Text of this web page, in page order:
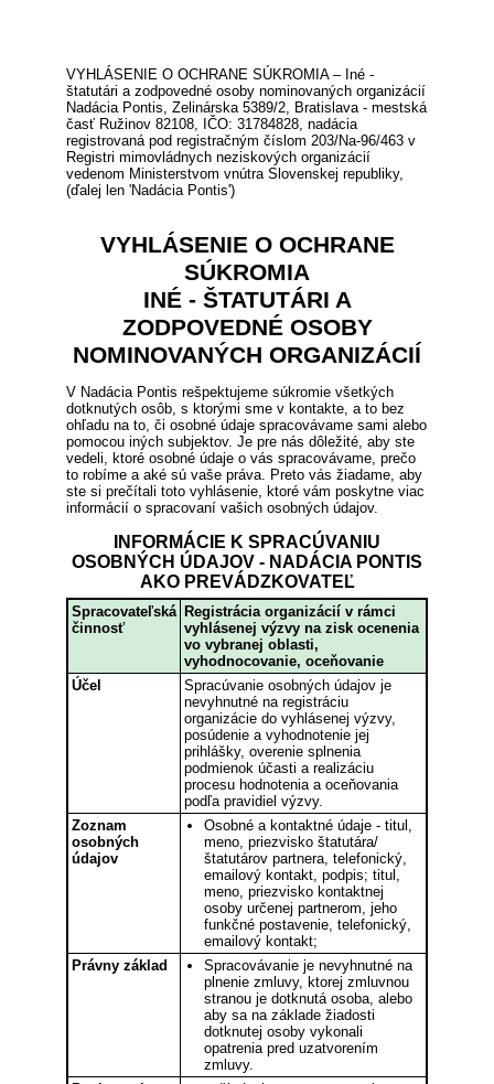
VYHLÁSENIE O OCHRANE SÚKROMIA – Iné -
štatutári a zodpovedné osoby nominovaných organizácií
Nadácia Pontis, Zelinárska 5389/2, Bratislava - mestská
časť Ružinov 82108, IČO: 31784828, nadácia
registrovaná pod registračným číslom 203/Na-96/463 v
Registri mimovládnych neziskových organizácií
vedenom Ministerstvom vnútra Slovenskej republiky,
(ďalej len 'Nadácia Pontis')
VYHLÁSENIE O OCHRANE
SÚKROMIA
INÉ - ŠTATUTÁRI A
ZODPOVEDNÉ OSOBY
NOMINOVANÝCH ORGANIZÁCIÍ
V Nadácia Pontis rešpektujeme súkromie všetkých
dotknutých osôb, s ktorými sme v kontakte, a to bez
ohľadu na to, či osobné údaje spracovávame sami alebo
pomocou iných subjektov. Je pre nás dôležité, aby ste
vedeli, ktoré osobné údaje o vás spracovávame, prečo
to robíme a aké sú vaše práva. Preto vás žiadame, aby
ste si prečítali toto vyhlásenie, ktoré vám poskytne viac
informácií o spracovaní vašich osobných údajov.
INFORMÁCIE K SPRACÚVANIU
OSOBNÝCH ÚDAJOV - NADÁCIA PONTIS
AKO PREVÁDZKOVATEĽ
Spracovateľská
činnosť
Registrácia organizácií v rámci
vyhlásenej výzvy na zisk ocenenia
vo vybranej oblasti,
vyhodnocovanie, oceňovanie
Účel
Spracúvanie osobných údajov je
nevyhnutné na registráciu
organizácie do vyhlásenej výzvy,
posúdenie a vyhodnotenie jej
prihlášky, overenie splnenia
podmienok účasti a realizáciu
procesu hodnotenia a oceňovania
podľa pravidiel výzvy.
Zoznam
osobných
údajov
Osobné a kontaktné údaje - titul,
meno, priezvisko štatutára/
štatutárov partnera, telefonický,
emailový kontakt, podpis; titul,
meno, priezvisko kontaktnej
osoby určenej partnerom, jeho
funkčné postavenie, telefonický,
emailový kontakt;
Právny základ
Spracovávanie je nevyhnutné na
plnenie zmluvy, ktorej zmluvnou
stranou je dotknutá osoba, alebo
aby sa na základe žiadosti
dotknutej osoby vykonali
opatrenia pred uzatvorením
zmluvy.